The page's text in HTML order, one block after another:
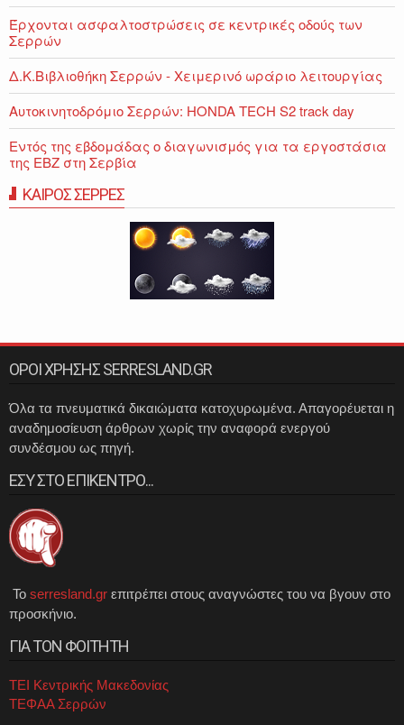
Έρχονται ασφαλτοστρώσεις σε κεντρικές οδούς των
Σερρών
Δ.Κ.Βιβλιοθήκη Σερρών - Χειμερινό ωράριο λειτουργίας
Αυτοκινητοδρόμιο Σερρών: HONDA TECH S2 track day
Εντός της εβδομάδας ο διαγωνισμός για τα εργοστάσια
της ΕΒΖ στη Σερβία
ΚΑΙΡΟΣ ΣΕΡΡΕΣ
ΟΡΟΙ ΧΡΗΣΗΣ SERRESLAND.GR
Όλα τα πνευματικά δικαιώματα κατοχυρωμένα. Απαγορέυεται η
αναδημοσίευση άρθρων χωρίς την αναφορά ενεργού
συνδέσμου ως πηγή.
ΕΣΥ ΣΤΟ ΕΠΙΚΕΝΤΡΟ...
Το serresland.gr επιτρέπει στους αναγνώστες του να βγουν στο
προσκήνιο.
ΓΙΑ ΤΟΝ ΦΟΙΤΗΤΗ
ΤΕΙ Κεντρικής Μακεδονίας
ΤΕΦΑΑ Σερρών